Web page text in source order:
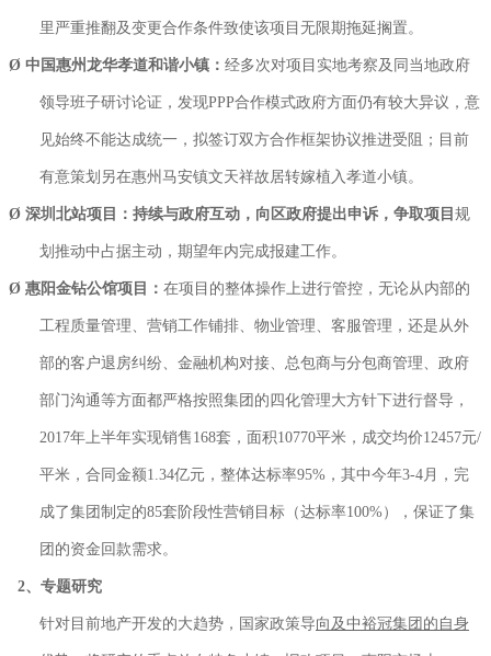
里严重推翻及变更合作条件致使该项目无限期拖延搁置。
Ø 中国惠州龙华孝道和谐小镇： 经多次对项目实地考察及同当地政府
领导班子研讨论证，发现PPP合作模式政府方面仍有较大异议，意
见始终不能达成统一，拟签订双方合作框架协议推进受阻；目前
有意策划另在惠州马安镇文天祥故居转嫁植入孝道小镇。
Ø 深圳北站项目：持续与政府互动，向区政府提出申诉，争取项目 规
划推动中占据主动，期望年内完成报建工作。
Ø 惠阳金钻公馆项目： 在项目的整体操作上进行管控，无论从内部的
工程质量管理、营销工作铺排、物业管理、客服管理，还是从外
部的客户退房纠纷、金融机构对接、总包商与分包商管理、政府
部门沟通等方面都严格按照集团的四化管理大方针下进行督导，
2017年上半年实现销售168套，面积10770平米，成交均价12457元/
平米，合同金额1.34亿元，整体达标率95%，其中今年3-4月，完
成了集团制定的85套阶段性营销目标（达标率100%），保证了集
团的资金回款需求。
2、专题研究
针对目前地产开发的大趋势，国家政策导向及中裕冠集团的自身